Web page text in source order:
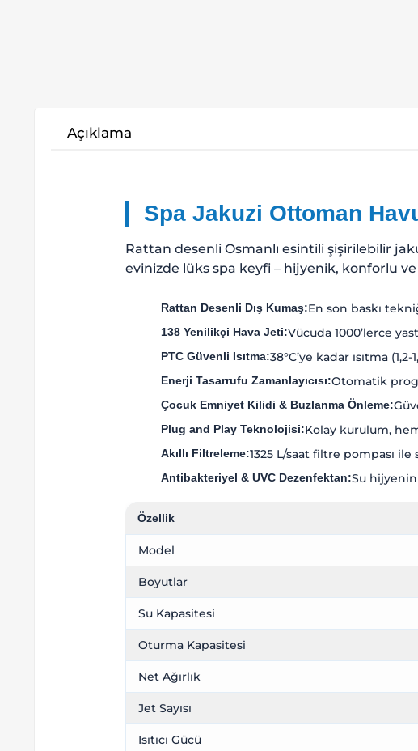
Açıklama
Spa Jakuzi Ottoman
Rattan desenli Osmanlı esintili şişirilebilir
evinizde lüks spa keyfi – hijyenik, konforlu
Rattan Desenli Dış Kumaş:En son baskı
138 Yenilikçi Hava Jeti:Vücuda 1000’lerce
PTC Güvenli Isıtma:38°C’ye kadar ısıtma (1,2-
Enerji Tasarrufu Zamanlayıcısı:Otomatik
Çocuk Emniyet Kilidi & Buzlanma Önleme:
Plug and Play Teknolojisi:Kolay kurulum,
Akıllı Filtreleme:1325 L/saat filtre pompası
Antibakteriyel & UVC Dezenfektan:Su
Özellik
Model
Boyutlar
Su Kapasitesi
Oturma Kapasitesi
Net Ağırlık
Jet Sayısı
Isıtıcı Gücü